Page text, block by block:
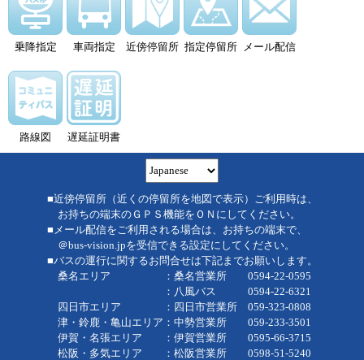
乗降指定 車両指定 近傍停留所 指定停留所 メール配信
路線図 遅延証明書
■近傍停留所（近くの停留所を地図で表示）ご利用時は、
お持ちの端末のＧＰＳ機能をＯＮにしてください。
■メール配信をご利用される場合は、お持ちの端末で、
＠bus-vision.jpを受信できる設定にしてください。
■バスの運行に関するお問合せは下記までお願いします。
桑名エリア ：桑名営業所 0594-22-0595
：八風バス 0594-22-6321
四日市エリア ：四日市営業所 059-323-0808
津・鈴鹿・亀山エリア：中勢営業所 059-233-3501
伊賀・名張エリア ：伊賀営業所 0595-66-3715
松阪・多気エリア ：松阪営業所 0598-51-5240